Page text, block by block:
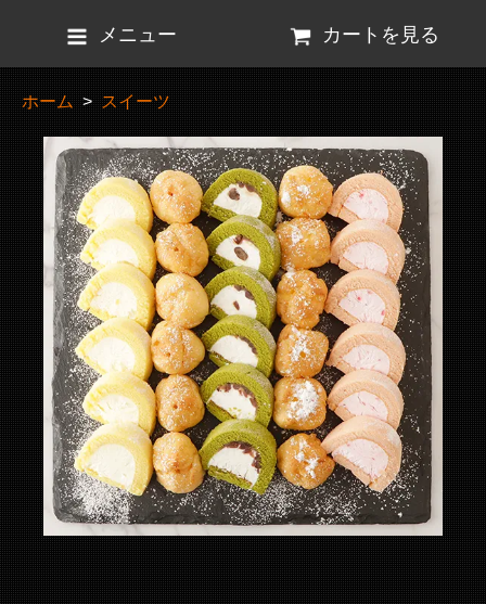
メニュー カートを見る
ホーム>スイーツ